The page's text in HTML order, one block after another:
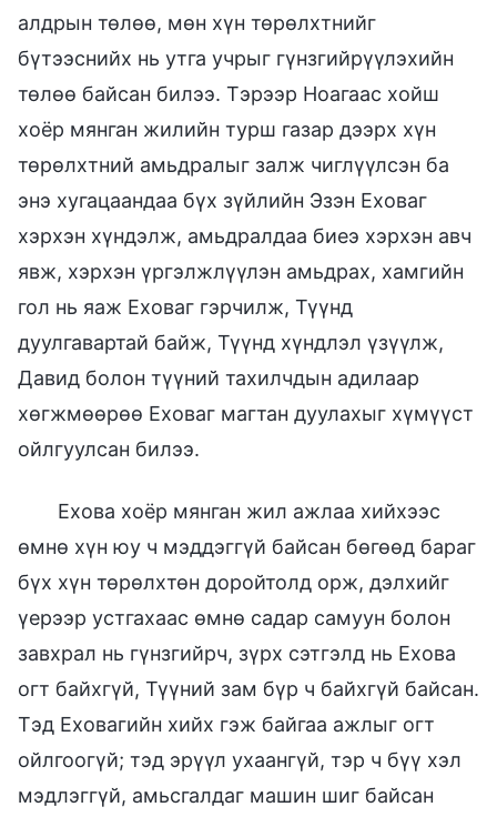
алдрын төлөө, мөн хүн төрөлхтнийг
бүтээснийх нь утга учрыг гүнзгийрүүлэхийн
төлөө байсан билээ. Тэрээр Ноагаас хойш
хоёр мянган жилийн турш газар дээрх хүн
төрөлхтний амьдралыг залж чиглүүлсэн ба
энэ хугацаандаа бүх зүйлийн Эзэн Еховаг
хэрхэн хүндэлж, амьдралдаа биеэ хэрхэн авч
явж, хэрхэн үргэлжлүүлэн амьдрах, хамгийн
гол нь яаж Еховаг гэрчилж, Түүнд
дуулгавартай байж, Түүнд хүндлэл үзүүлж,
Давид болон түүний тахилчдын адилаар
хөгжмөөрөө Еховаг магтан дуулахыг хүмүүст
ойлгуулсан билээ.
Ехова хоёр мянган жил ажлаа хийхээс
өмнө хүн юу ч мэддэггүй байсан бөгөөд бараг
бүх хүн төрөлхтөн доройтолд орж, дэлхийг
үерээр устгахаас өмнө садар самуун болон
завхрал нь гүнзгийрч, зүрх сэтгэлд нь Ехова
огт байхгүй, Түүний зам бүр ч байхгүй байсан.
Тэд Еховагийн хийх гэж байгаа ажлыг огт
ойлгоогүй; тэд эрүүл ухаангүй, тэр ч бүү хэл
мэдлэггүй, амьсгалдаг машин шиг байсан